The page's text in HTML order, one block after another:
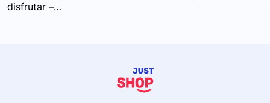
disfrutar –…